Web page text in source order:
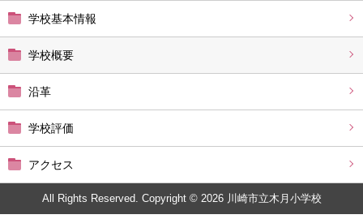
学校基本情報
学校概要
沿革
学校評価
アクセス
All Rights Reserved. Copyright © 2026 川崎市立木月小学校